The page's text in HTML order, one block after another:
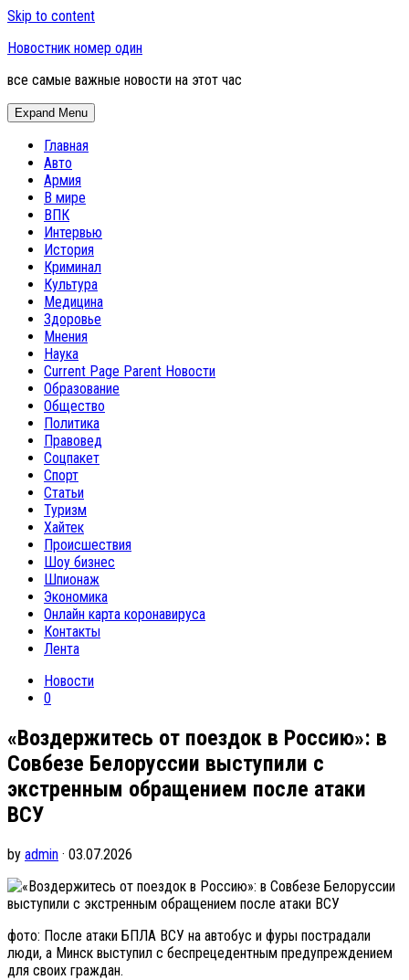
Skip to content
Новостник номер один
все самые важные новости на этот час
Expand Menu
Главная
Авто
Армия
В мире
ВПК
Интервью
История
Криминал
Культура
Медицина
Здоровье
Мнения
Наука
Current Page Parent Новости
Образование
Общество
Политика
Правовед
Соцпакет
Спорт
Статьи
Туризм
Хайтек
Происшествия
Шоу бизнес
Шпионаж
Экономика
Онлайн карта коронавируса
Контакты
Лента
Новости
0
«Воздержитесь от поездок в Россию»: в
Совбезе Белоруссии выступили с
экстренным обращением после атаки
ВСУ
by admin · 03.07.2026
фото: После атаки БПЛА ВСУ на автобус и фуры пострадали
люди, а Минск выступил с беспрецедентным предупреждением
для своих граждан.